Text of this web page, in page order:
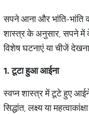
सपने आना और भांति-भांति
शास्त्र के अनुसार, सपने
विशेष घटनाएं या चीजें
1.टूटाहुआआईना
स्वप्न शास्त्र में टूटे हुए
सिद्धांत, लक्ष्य या